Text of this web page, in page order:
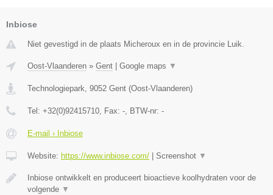
Inbiose
Niet gevestigd in de plaats Micheroux en in de provincie Luik.
Oost-Vlaanderen » Gent Google maps ▼
Technologiepark 9052 Gent (Oost-Vlaanderen)
Tel: +32(0)92415710 , Fax: - , BTW-nr: -
E-mail › Inbiose
Website: https://www.inbiose.com/ Screenshot ▼
Inbiose ontwikkelt en produceert bioactieve koolhydraten voor de
volgende ▼